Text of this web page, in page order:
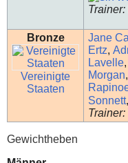
Trainer:
Bronze
Vereinigte
Staaten
Jane
Ertz,
Lavelle
Morgan
Sonnett,
Trainer:
Gewichtheben